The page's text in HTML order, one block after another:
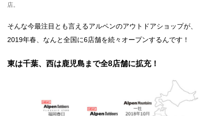
店。
そんな今最注目とも言えるアルペンのアウトドアショップが、
2019年春、なんと全国に6店舗を続々オープンするんです！
東は千葉、西は鹿児島まで全8店舗に拡充！